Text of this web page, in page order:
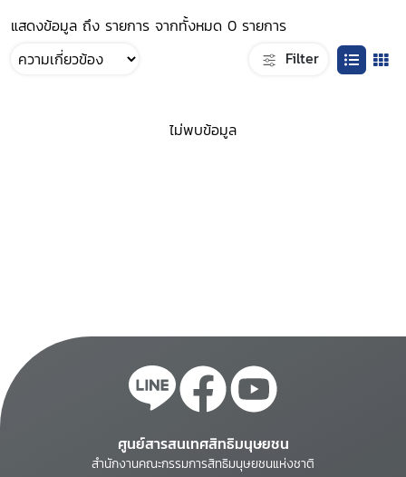
แสดงข้อมูล ถึง รายการ จากทั้งหมด 0 รายการ
Filter
ไม่พบข้อมูล
ศูนย์สารสนเทศสิทธิมนุษยชน
สำนักงานคณะกรรมการสิทธิมนุษยชนแห่งชาติ